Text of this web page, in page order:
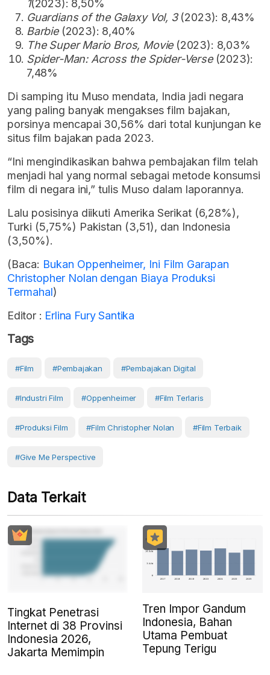
1(2023): 8,50%
Guardians of the Galaxy Vol, 3(2023): 8,43%
Barbie(2023): 8,40%
The Super Mario Bros, Movie(2023): 8,03%
Spider-Man: Across the Spider-Verse(2023):
7,48%
Di samping itu Muso mendata, India jadi negara
yang paling banyak mengakses film bajakan,
porsinya mencapai 30,56% dari total kunjungan ke
situs film bajakan pada 2023.
“Ini mengindikasikan bahwa pembajakan film telah
menjadi hal yang normal sebagai metode konsumsi
film di negara ini,” tulis Muso dalam laporannya.
Lalu posisinya diikuti Amerika Serikat (6,28%),
Turki (5,75%) Pakistan (3,51), dan Indonesia
(3,50%).
(Baca: Bukan Oppenheimer, Ini Film Garapan
Christopher Nolan dengan Biaya Produksi
Termahal)
Editor : Erlina Fury Santika
Tags
#Film #pembajakan #pembajakan Digital
#industri Film #Oppenheimer #film Terlaris
#produksi Film #Film Christopher Nolan #film Terbaik
#Give Me Perspective
Data Terkait
Tingkat Penetrasi
Internet di 38 Provinsi
Indonesia 2026,
Jakarta Memimpin
Tren Impor Gandum
Indonesia, Bahan
Utama Pembuat
Tepung Terigu